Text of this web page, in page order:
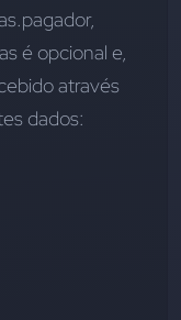
,
é opcional e,
através
dados: